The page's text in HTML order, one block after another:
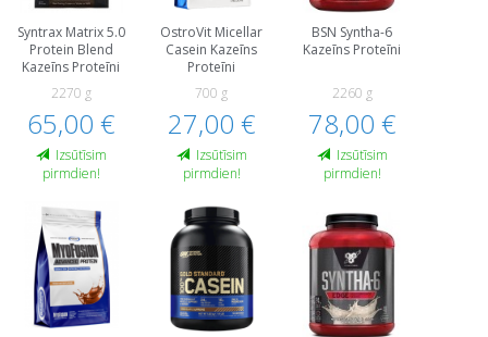
Syntrax Matrix 5.0
Protein Blend
Kazeīns Proteīni
2270 g
65,00 €
Izsūtīsim
pirmdien!
OstroVit Micellar
Casein Kazeīns
Proteīni
700 g
27,00 €
Izsūtīsim
pirmdien!
BSN Syntha-6
Kazeīns Proteīni
2260 g
78,00 €
Izsūtīsim
pirmdien!